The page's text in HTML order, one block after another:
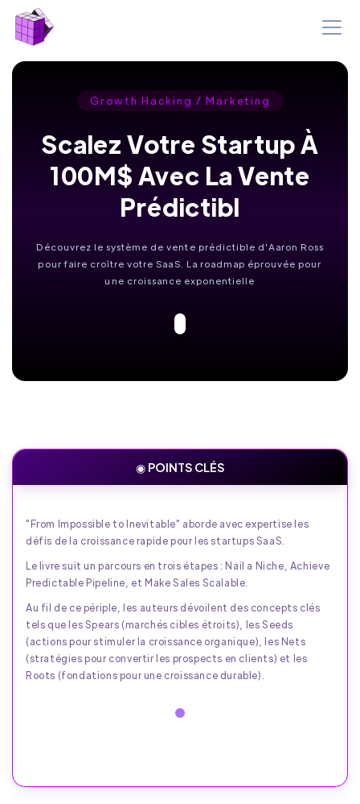
Growth Hacking / Marketing
Scalez Votre Startup À
100M$ Avec La Vente
Prédictibl
Découvrez le système de vente prédictible d'Aaron Ross
pour faire croître votre SaaS. La roadmap éprouvée pour
une croissance exponentielle
◉ POINTS CLÉS
"From Impossible to Inevitable" aborde avec expertise les
défis de la croissance rapide pour les startups SaaS.
Le livre suit un parcours en trois étapes : Nail a Niche, Achieve
Predictable Pipeline, et Make Sales Scalable.
Au fil de ce périple, les auteurs dévoilent des concepts clés
tels que les Spears (marchés cibles étroits), les Seeds
(actions pour stimuler la croissance organique), les Nets
(stratégies pour convertir les prospects en clients) et les
Roots (fondations pour une croissance durable).